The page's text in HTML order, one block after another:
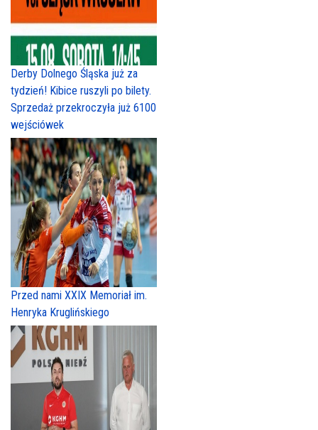
Derby Dolnego Śląska już za
tydzień! Kibice ruszyli po bilety.
Sprzedaż przekroczyła już 6100
wejściówek
Przed nami XXIX Memoriał im.
Henryka Kruglińskiego